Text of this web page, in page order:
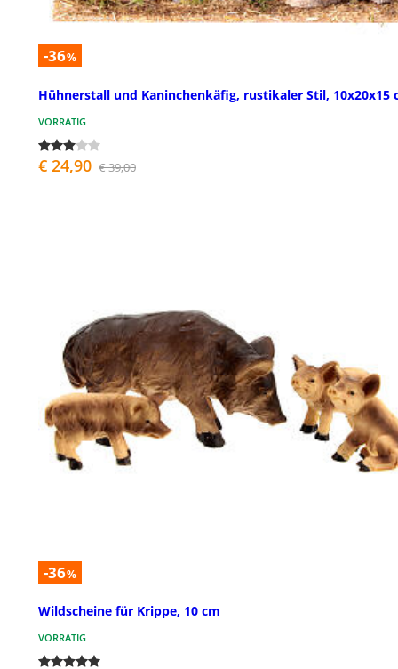
-36%
Hühnerstall und Kaninchenkäfig, rustikaler Stil, 10x20x15
VORRÄTIG
€ 24,90 € 39,00
-36%
Wildscheine für Krippe, 10 cm
VORRÄTIG